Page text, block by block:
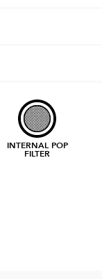
INTERNAL POP
FILTER